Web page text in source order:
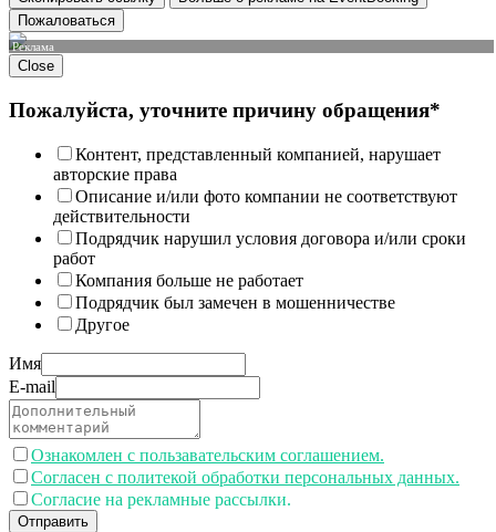
Пожаловаться
Реклама
Close
Пожалуйста, уточните причину обращения*
Контент, представленный компанией, нарушает
авторские права
Описание и/или фото компании не соответствуют
действительности
Подрядчик нарушил условия договора и/или сроки
работ
Компания больше не работает
Подрядчик был замечен в мошенничестве
Другое
Имя
E-mail
Ознакомлен с пользавательским соглашением.
Согласен с политекой обработки персональных данных.
Согласие на рекламные рассылки.
Отправить